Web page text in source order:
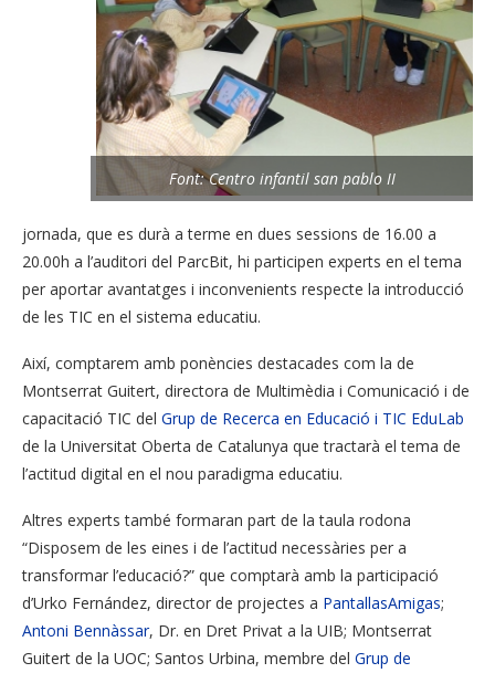
Font: Centro infantil san pablo II
jornada, que es durà a terme en dues sessions de 16.00 a
20.00h a l’auditori del ParcBit, hi participen experts en el tema
per aportar avantatges i inconvenients respecte la introducció
de les TIC en el sistema educatiu.
Així, comptarem amb ponències destacades com la de
Montserrat Guitert, directora de Multimèdia i Comunicació i de
capacitació TIC del Grup de Recerca en Educació i TIC EduLab
de la Universitat Oberta de Catalunya que tractarà el tema de
l’actitud digital en el nou paradigma educatiu.
Altres experts també formaran part de la taula rodona
“Disposem de les eines i de l’actitud necessàries per a
transformar l’educació?” que comptarà amb la participació
d’Urko Fernández, director de projectes a PantallasAmigas;
Antoni Bennàssar, Dr. en Dret Privat a la UIB; Montserrat
Guitert de la UOC; Santos Urbina, membre del Grup de